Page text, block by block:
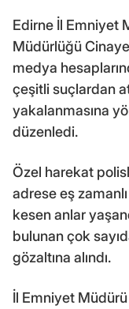
Edirne İl Emniyet
Müdürlüğü
medya
çeşitli suçlardan
yakalanmasına
düzenledi.
Özel harekat
adrese eş
kesen anlar
bulunan çok
gözaltına alındı.
İl Emniyet